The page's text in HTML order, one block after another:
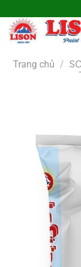
qua
nội
Trang chủ /